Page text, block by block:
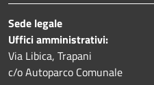
Sede legale
Uffici amministrativi:
Via Libica, Trapani
c/o Autoparco Comunale